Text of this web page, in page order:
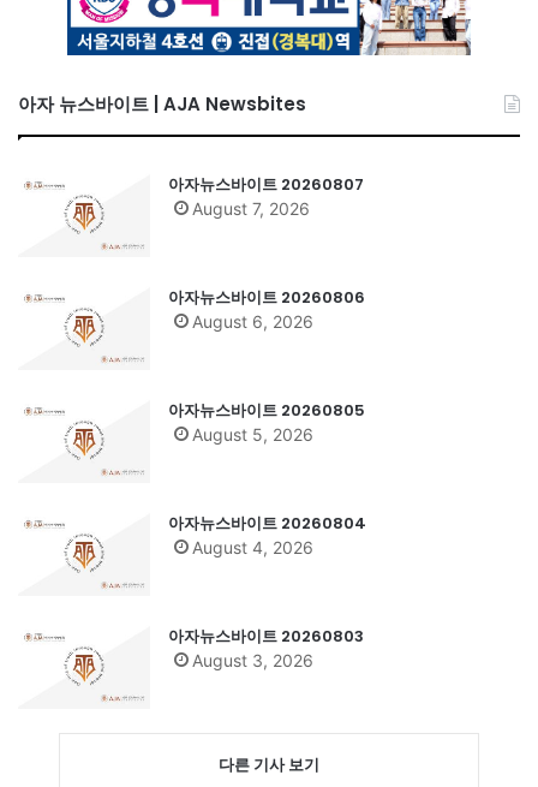
아자 뉴스바이트 | AJA Newsbites
아자뉴스바이트 20260807
August 7, 2026
아자뉴스바이트 20260806
August 6, 2026
아자뉴스바이트 20260805
August 5, 2026
아자뉴스바이트 20260804
August 4, 2026
아자뉴스바이트 20260803
August 3, 2026
다른 기사 보기